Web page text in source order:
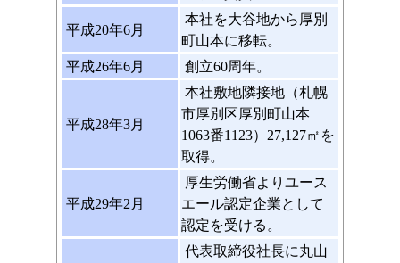
平成20年6月
本社を大谷地から厚別
町山本に移転。
平成26年6月
創立60周年。
平成28年3月
本社敷地隣接地（札幌
市厚別区厚別町山本
1063番1123）27,127㎡を
取得。
平成29年2月
厚生労働省よりユース
エール認定企業として
認定を受ける。
代表取締役社長に丸山